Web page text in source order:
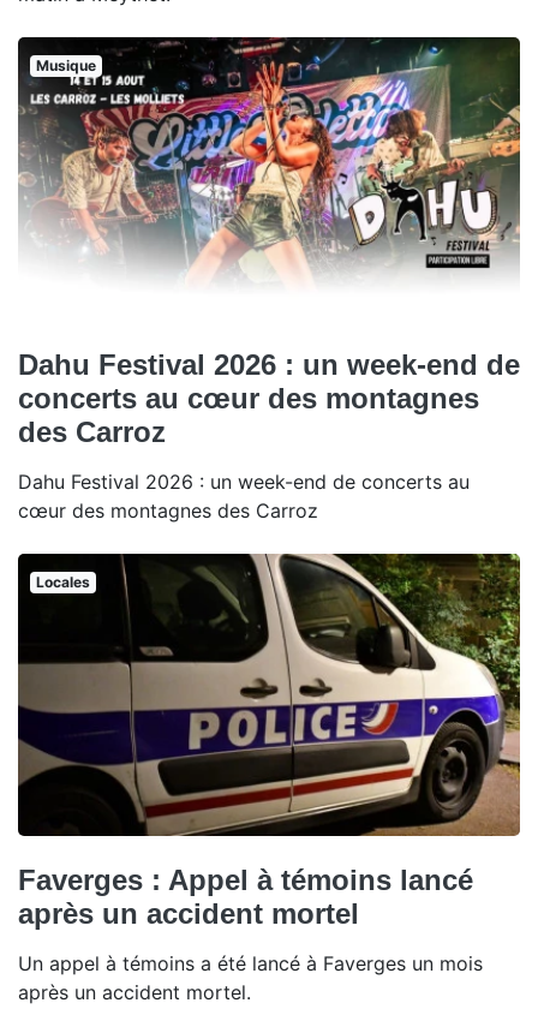
Musique
Dahu Festival 2026 : un week-end de
concerts au cœur des montagnes
des Carroz
Dahu Festival 2026 : un week-end de concerts au
cœur des montagnes des Carroz
Locales
Faverges : Appel à témoins lancé
après un accident mortel
Un appel à témoins a été lancé à Faverges un mois
après un accident mortel.